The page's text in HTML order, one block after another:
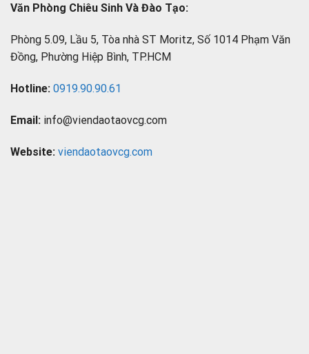
Văn Phòng Chiêu Sinh Và Đào Tạo:
Phòng 5.09, Lầu 5, Tòa nhà ST Moritz, Số 1014 Phạm Văn
Đồng, Phường Hiệp Bình, TP.HCM
Hotline: 0919.90.90.61
Email: info@viendaotaovcg.com
Website: viendaotaovcg.com